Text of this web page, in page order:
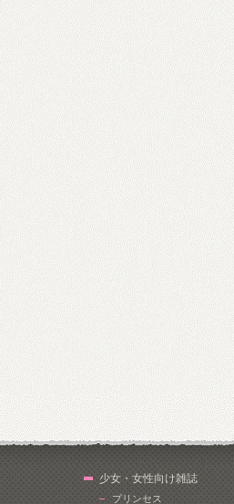
少女・女性向け雑誌
プリンセス